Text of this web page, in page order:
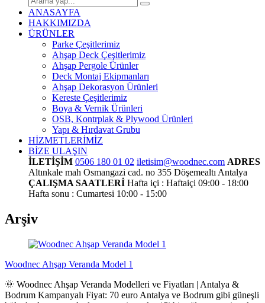
ANASAYFA
HAKKIMIZDA
ÜRÜNLER
Parke Çeşitlerimiz
Ahşap Deck Çeşitlerimiz
Ahşap Pergole Ürünler
Deck Montaj Ekipmanları
Ahşap Dekorasyon Ürünleri
Kereste Çeşitlerimiz
Boya & Vernik Ürünleri
OSB, Kontrplak & Plywood Ürünleri
Yapı & Hırdavat Grubu
HİZMETLERİMİZ
BİZE ULAŞIN
İLETİŞİM 0506 180 01 02 iletisim@woodnec.com ADRES
Altınkale mah Osmangazi cad. no 355 Döşemealtı Antalya
ÇALIŞMA SAATLERİ Hafta içi : Haftaiçi 09:00 - 18:00
Hafta sonu : Cumartesi 10:00 - 15:00
Arşiv
Woodnec Ahşap Veranda Model 1
🌞 Woodnec Ahşap Veranda Modelleri ve Fiyatları | Antalya &
Bodrum Kampanyalı Fiyat: 70 euro Antalya ve Bodrum gibi güneşli